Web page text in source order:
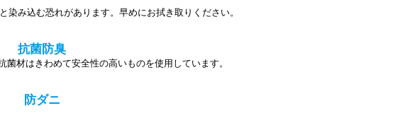
染み込む恐れがあります。早めにお拭き取りください。
抗菌防臭
材はきわめて安全性の高いものを使用しています。
防ダニ